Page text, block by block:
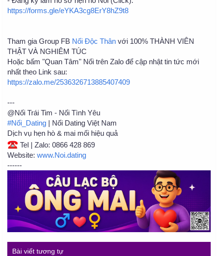
https://forms.gle/eYKA3cg8ErY8hZ9t8
Tham gia Group FB Nối Độc Thân với 100% THÀNH VIÊN
THẬT VÀ NGHIÊM TÚC
Hoặc bấm "Quan Tâm" Nối trên Zalo để cập nhật tin tức mới
nhất theo Link sau:
https://zalo.me/2536326713885407409
---
@Nối Trái Tim - Nối Tình Yêu
#Nối_Dating | Nối Dating Việt Nam
Dịch vụ hẹn hò & mai mối hiệu quả
Tel | Zalo: 0866 428 869
Website: www.Noi.dating
------
Bài viết tương tự